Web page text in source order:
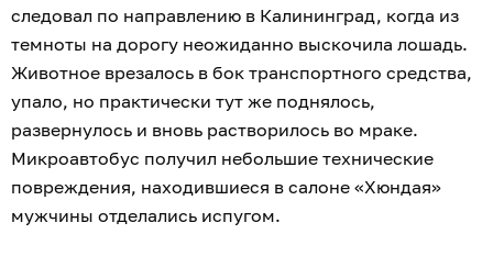
следовал по направлению в Калининград, когда из
темноты на дорогу неожиданно выскочила лошадь.
Животное врезалось в бок транспортного средства,
упало, но практически тут же поднялось,
развернулось и вновь растворилось во мраке.
Микроавтобус получил небольшие технические
повреждения, находившиеся в салоне «Хюндая»
мужчины отделались испугом.